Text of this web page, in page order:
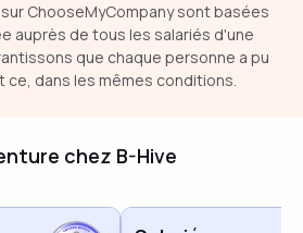
ChooseMyCompany sont basées
auprès de tous les salariés d'une
que chaque personne a pu
ce, dans les mêmes conditions.
chez B-Hive